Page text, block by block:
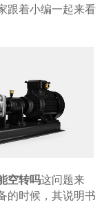
跟着小编一起来看
空转吗这问题来
的时候，其说明书